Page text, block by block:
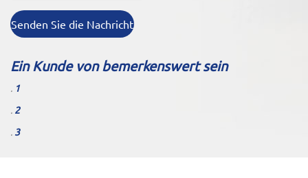
Senden Sie die Nachricht
Ein Kunde von bemerkenswert sein
1
2
3